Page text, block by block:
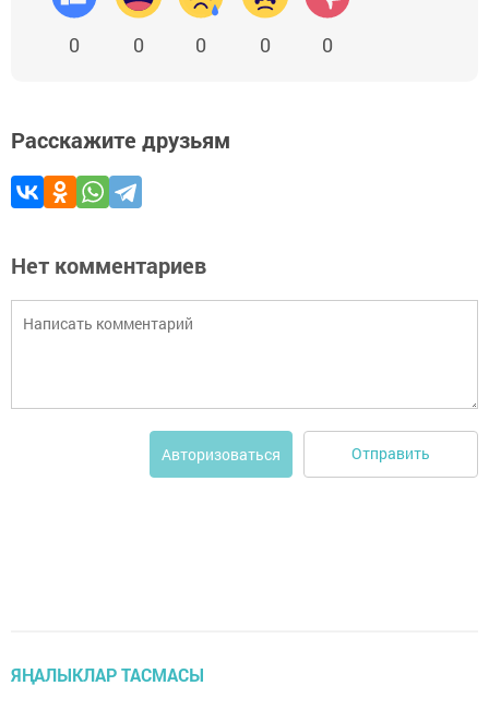
0 0 0 0 0
Расскажите друзьям
Нет комментариев
Авторизоваться Отправить
ЯҢАЛЫКЛАР ТАСМАСЫ